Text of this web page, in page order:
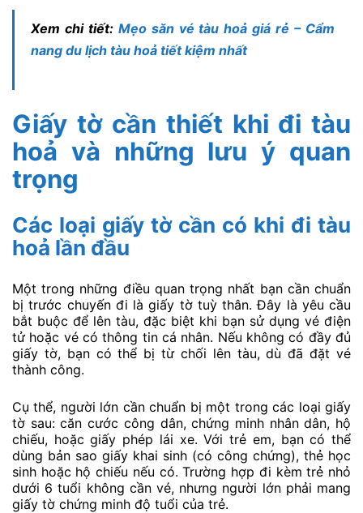
Xem chi tiết: Mẹo săn vé tàu hoả giá rẻ – Cẩm
nang du lịch tàu hoả tiết kiệm nhất
Giấy tờ cần thiết khi đi tàu
hoả và những lưu ý quan
trọng
Các loại giấy tờ cần có khi đi tàu
hoả lần đầu
Một trong những điều quan trọng nhất bạn cần chuẩn
bị trước chuyến đi là giấy tờ tuỳ thân. Đây là yêu cầu
bắt buộc để lên tàu, đặc biệt khi bạn sử dụng vé điện
tử hoặc vé có thông tin cá nhân. Nếu không có đầy đủ
giấy tờ, bạn có thể bị từ chối lên tàu, dù đã đặt vé
thành công.
Cụ thể, người lớn cần chuẩn bị một trong các loại giấy
tờ sau: căn cước công dân, chứng minh nhân dân, hộ
chiếu, hoặc giấy phép lái xe. Với trẻ em, bạn có thể
dùng bản sao giấy khai sinh (có công chứng), thẻ học
sinh hoặc hộ chiếu nếu có. Trường hợp đi kèm trẻ nhỏ
dưới 6 tuổi không cần vé, nhưng người lớn phải mang
giấy tờ chứng minh độ tuổi của trẻ.